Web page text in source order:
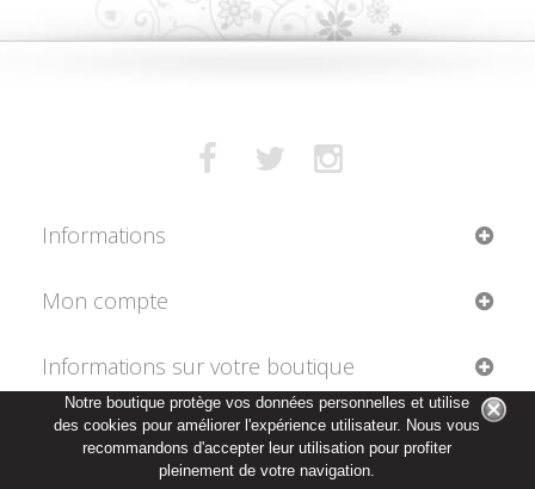
Notre boutique protège vos données personnelles et utilise
des cookies pour améliorer l'expérience utilisateur. Nous vous
recommandons d'accepter leur utilisation pour profiter
pleinement de votre navigation.
Informations
Mon compte
Informations sur votre boutique